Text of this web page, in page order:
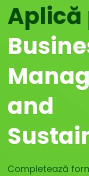
Aplică
and
Completează